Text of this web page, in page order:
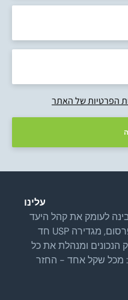
הפרטיות של האתר
עלינו
דיגיטל 360 שמבינה לעומק את קהל היעד
שלכם, מומחית במגוון אפיקי פרסום, מגדירה USP חד
הנכונים ומנהלת את כל
מכל שקל אחד - החזר